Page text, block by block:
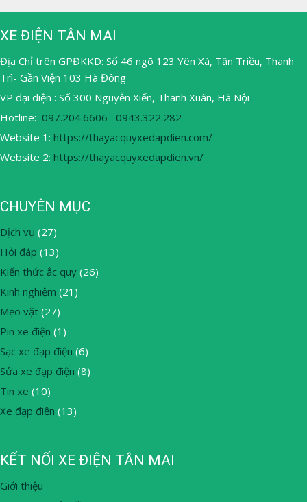
XE ĐIỆN TÂN MAI
Địa Chỉ trên GPĐKKD: Số 46 ngõ 123 Yên Xá, Tân Triều, Thanh
Trì- Gần Viện 103 Hà Đông
VP đại diện : Số 300 Nguyễn Xiển, Thanh Xuân, Hà Nội
Hotline: 097.204.6606– 0943.322.282
Website 1: https://thayacquyxedapdien.com/
Website 2: https://thayacquyxedapdien.vn/
CHUYÊN MỤC
Dịch vụ (27)
Hỏi đáp (13)
Kiến thức ắc quy (26)
Kinh nghiệm (21)
Mẹo vặt (27)
Pin xe điện (1)
Sạc xe đạp điện (6)
Sửa xe đạp điện (8)
Tin xe (10)
Xe đạp điện (13)
KẾT NỐI XE ĐIỆN TÂN MAI
Giới thiệu